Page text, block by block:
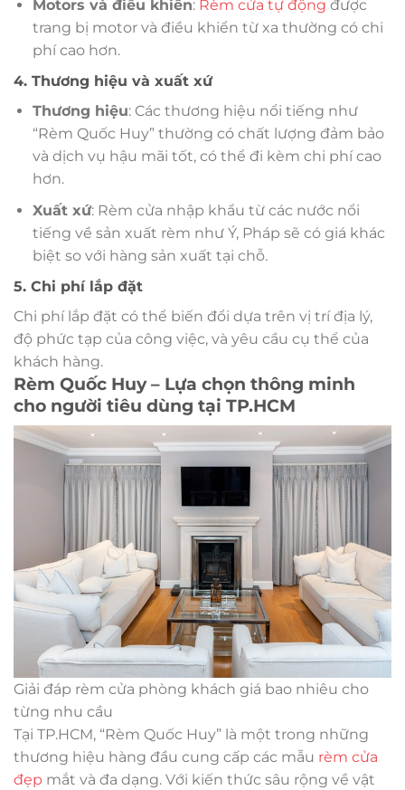
Motors và điều khiển: Rèm cửa tự động được
trang bị motor và điều khiển từ xa thường có chi
phí cao hơn.
4. Thương hiệu và xuất xứ
Thương hiệu: Các thương hiệu nổi tiếng như
“Rèm Quốc Huy” thường có chất lượng đảm bảo
và dịch vụ hậu mãi tốt, có thể đi kèm chi phí cao
hơn.
Xuất xứ: Rèm cửa nhập khẩu từ các nước nổi
tiếng về sản xuất rèm như Ý, Pháp sẽ có giá khác
biệt so với hàng sản xuất tại chỗ.
5. Chi phí lắp đặt
Chi phí lắp đặt có thể biến đổi dựa trên vị trí địa lý,
độ phức tạp của công việc, và yêu cầu cụ thể của
khách hàng.
Rèm Quốc Huy – Lựa chọn thông minh
cho người tiêu dùng tại TP.HCM
Giải đáp rèm cửa phòng khách giá bao nhiêu cho
từng nhu cầu
Tại TP.HCM, “Rèm Quốc Huy” là một trong những
thương hiệu hàng đầu cung cấp các mẫu rèm cửa
đẹp mắt và đa dạng. Với kiến thức sâu rộng về vật